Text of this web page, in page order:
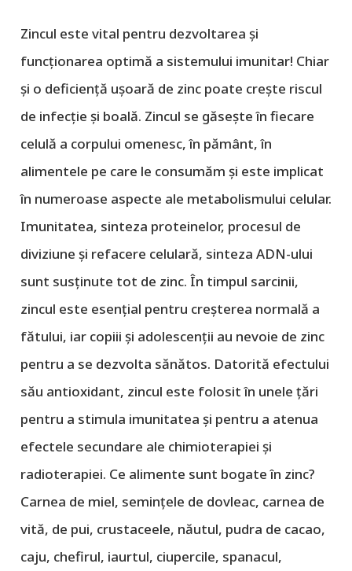
Zincul este vital pentru dezvoltarea și
funcționarea optimă a sistemului imunitar! Chiar
și o deficiență ușoară de zinc poate crește riscul
de infecție și boală. Zincul se găsește în fiecare
celulă a corpului omenesc, în pământ, în
alimentele pe care le consumăm și este implicat
în numeroase aspecte ale metabolismului celular.
Imunitatea, sinteza proteinelor, procesul de
diviziune și refacere celulară, sinteza ADN-ului
sunt susținute tot de zinc. În timpul sarcinii,
zincul este esențial pentru creșterea normală a
fătului, iar copiii și adolescenții au nevoie de zinc
pentru a se dezvolta sănătos. Datorită efectului
său antioxidant, zincul este folosit în unele țări
pentru a stimula imunitatea și pentru a atenua
efectele secundare ale chimioterapiei și
radioterapiei. Ce alimente sunt bogate în zinc?
Carnea de miel, semințele de dovleac, carnea de
vită, de pui, crustaceele, năutul, pudra de cacao,
caju, chefirul, iaurtul, ciupercile, spanacul,